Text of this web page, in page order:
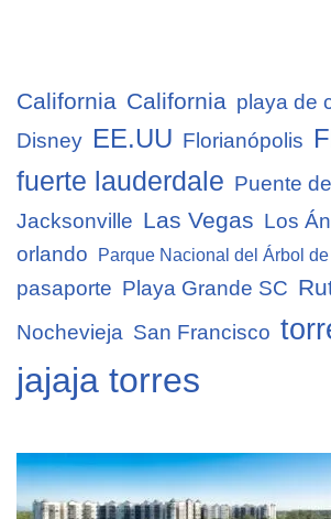
California California playa de
Disney EE.UU Florianópolis
fuerte lauderdale Puente
Jacksonville Las Vegas Los
orlando Parque Nacional del Árbol
pasaporte Playa Grande SC
Nochevieja San Francisco
jajaja torres